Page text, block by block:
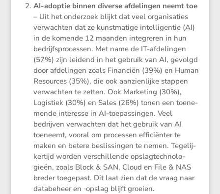
AI-adoptie binnen diverse afdelingen neemt toe
– Uit het onder­zoek blijkt dat veel organi­sa­ties
verwachten dat ze kunst­ma­tige intel­li­gentie (AI)
in de komende 12 maanden integreren in hun
bedrijfs­pro­cessen. Met name de IT-afdelingen
(57%) zijn leidend in het gebruik van AI, gevolgd
door afdelingen zoals Finan­ciën (39%) en Human
Resources (35%), die ook aanzien­lijke stappen
verwachten te zetten. Ook Marke­ting (30%),
Logis­tiek (30%) en Sales (26%) tonen een toene­
mende interesse in AI-toepas­singen. Veel
bedrijven verwachten dat het gebruik van AI
toeneemt, vooral om processen effici­ënter te
maken en betere beslis­singen te nemen. Tegelij­
ker­tijd worden verschil­lende opslag­tech­no­lo­
gieën, zoals Block & SAN, Cloud en File & NAS
breder toege­past. Dit laat zien dat de vraag naar
databe­heer en ‑opslag blijft groeien.